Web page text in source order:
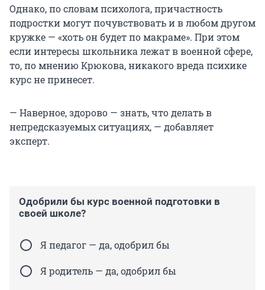
Однако, по словам психолога, причастность
подростки могут почувствовать и в любом другом
кружке — «хоть он будет по макраме». При этом
если интересы школьника лежат в военной сфере,
то, по мнению Крюкова, никакого вреда психике
курс не принесет.
— Наверное, здорово — знать, что делать в
непредсказуемых ситуациях, — добавляет
эксперт.
Одобрили бы курс военной подготовки в
своей школе?
Я педагог — да, одобрил бы
Я родитель — да, одобрил бы